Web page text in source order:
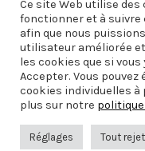
Ce site Web utilise des
fonctionner et à suivre
afin que nous
utilisateur améliorée
les cookies que si
Accepter. Vous
cookies individuelles
plus sur notre
Réglages Tout